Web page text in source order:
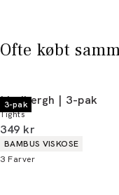
Ofte købt
3-pak
Lindbergh | 3-pak
Tights
I alt (inkl. rabat)
349 kr
Produkt egenskaber
BAMBUS VISKOSE
3 Farver